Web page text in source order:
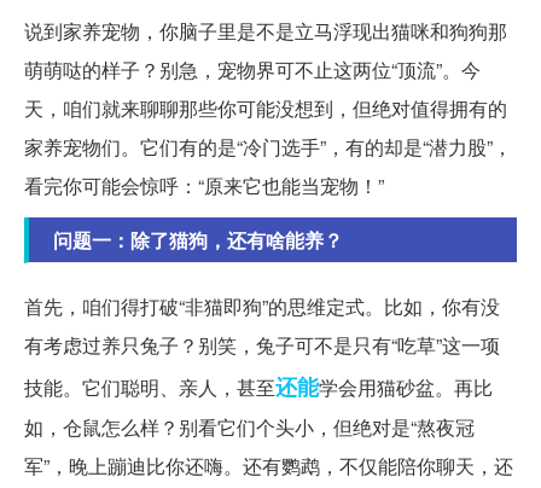
说到家养宠物，你脑子里是不是立马浮现出猫咪和狗狗那
萌萌哒的样子？别急，宠物界可不止这两位“顶流”。今
天，咱们就来聊聊那些你可能没想到，但绝对值得拥有的
家养宠物们。它们有的是“冷门选手”，有的却是“潜力股”，
看完你可能会惊呼：“原来它也能当宠物！”
问题一：除了猫狗，还有啥能养？
首先，咱们得打破“非猫即狗”的思维定式。比如，你有没
有考虑过养只兔子？别笑，兔子可不是只有“吃草”这一项
技能。它们聪明、亲人，甚至还能学会用猫砂盆。再比
如，仓鼠怎么样？别看它们个头小，但绝对是“熬夜冠
军”，晚上蹦迪比你还嗨。还有鹦鹉，不仅能陪你聊天，还